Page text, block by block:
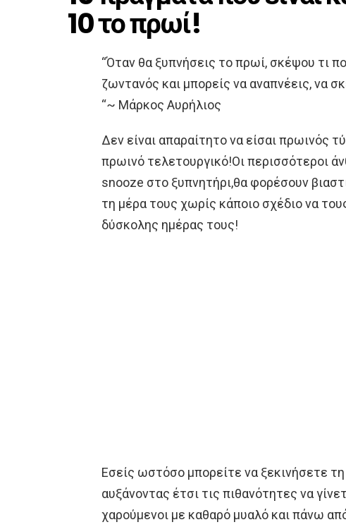
10 το πρωί!
“Όταν θα ξυπνήσεις το πρωί, σκέψου τι
ζωντανός και μπορείς να αναπνέεις, να
“~ Μάρκος Αυρήλιος
Δεν είναι απαραίτητο να είσαι
πρωινό τελετουργικό!Οι περισσότεροι
snooze στο ξυπνητήρι,θα φορέσουν
τη μέρα τους χωρίς κάποιο σχέδιο να
δύσκολης ημέρας τους!
Εσείς ωστόσο μπορείτε να ξεκινήσετε
αυξάνοντας έτσι τις πιθανότητες να
χαρούμενοι με καθαρό μυαλό και πάνω